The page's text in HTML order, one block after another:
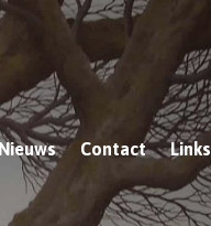
Contact Links